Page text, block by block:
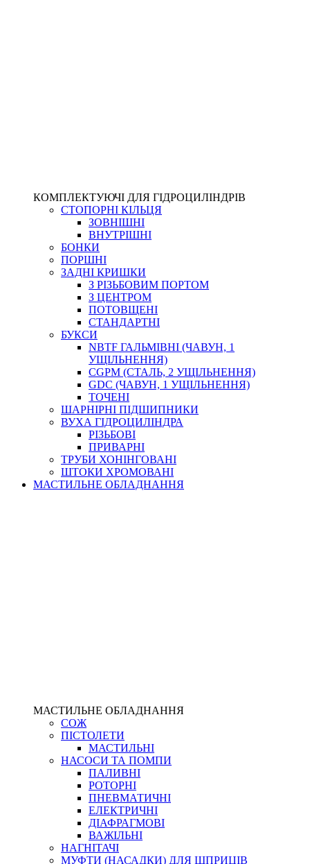
КОМПЛЕКТУЮЧІ ДЛЯ ГІДРОЦИЛІНДРІВ
СТОПОРНІ КІЛЬЦЯ
ЗОВНІШНІ
ВНУТРІШНІ
БОНКИ
ПОРШНІ
ЗАДНІ КРИШКИ
З РІЗЬБОВИМ ПОРТОМ
З ЦЕНТРОМ
ПОТОВЩЕНІ
СТАНДАРТНІ
БУКСИ
NBTF ГАЛЬМІВНІ (ЧАВУН, 1
УЩІЛЬНЕННЯ)
CGPM (СТАЛЬ, 2 УЩІЛЬНЕННЯ)
GDC (ЧАВУН, 1 УЩІЛЬНЕННЯ)
ТОЧЕНІ
ШАРНІРНІ ПІДШИПНИКИ
ВУХА ГІДРОЦИЛІНДРА
РІЗЬБОВІ
ПРИВАРНІ
ТРУБИ ХОНІНГОВАНІ
ШТОКИ ХРОМОВАНІ
МАСТИЛЬНЕ ОБЛАДНАННЯ
МАСТИЛЬНЕ ОБЛАДНАННЯ
СОЖ
ПІСТОЛЕТИ
МАСТИЛЬНІ
НАСОСИ ТА ПОМПИ
ПАЛИВНІ
РОТОРНІ
ПНЕВМАТИЧНІ
ЕЛЕКТРИЧНІ
ДІАФРАГМОВІ
ВАЖІЛЬНІ
НАГНІТАЧІ
МУФТИ (НАСАДКИ) ДЛЯ ШПРИЦІВ